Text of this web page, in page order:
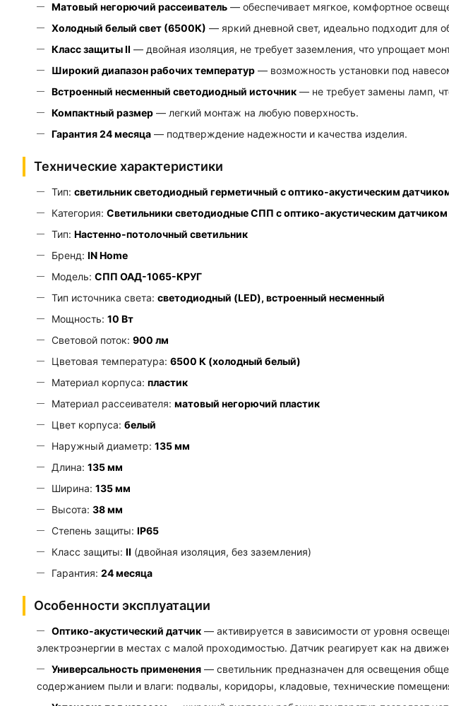
Матовый негорючий рассеиватель — обеспечивает мягкое, комфортное
Холодный белый свет (6500К) — яркий дневной свет, идеально подходит
Класс защиты II — двойная изоляция, не требует заземления, что упрощает
Широкий диапазон рабочих температур — возможность установки под
Встроенный несменный светодиодный источник — не требует замены ламп,
Компактный размер — легкий монтаж на любую поверхность.
Гарантия 24 месяца — подтверждение надежности и качества изделия.
Технические характеристики
Тип: светильник светодиодный герметичный с оптико-акустическим
Категория: Светильники светодиодные СПП с оптико-акустическим датчиком
Тип: Настенно-потолочный светильник
Бренд: IN Home
Модель: СПП ОАД-1065-КРУГ
Тип источника света: светодиодный (LED), встроенный несменный
Мощность: 10 Вт
Световой поток: 900 лм
Цветовая температура: 6500 К (холодный белый)
Материал корпуса: пластик
Материал рассеивателя: матовый негорючий пластик
Цвет корпуса: белый
Наружный диаметр: 135 мм
Длина: 135 мм
Ширина: 135 мм
Высота: 38 мм
Степень защиты: IP65
Класс защиты: II (двойная изоляция, без заземления)
Гарантия: 24 месяца
Особенности эксплуатации
Оптико-акустический датчик — активируется в зависимости от уровня
электроэнергии в местах с малой проходимостью. Датчик реагирует как на
Универсальность применения — светильник предназначен для освещения
содержанием пыли и влаги: подвалы, коридоры, кладовые, технические